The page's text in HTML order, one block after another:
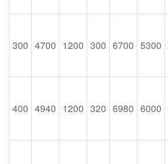
300 4700 1200 300 6700 5300
400 4940 1200 320 6980 6000